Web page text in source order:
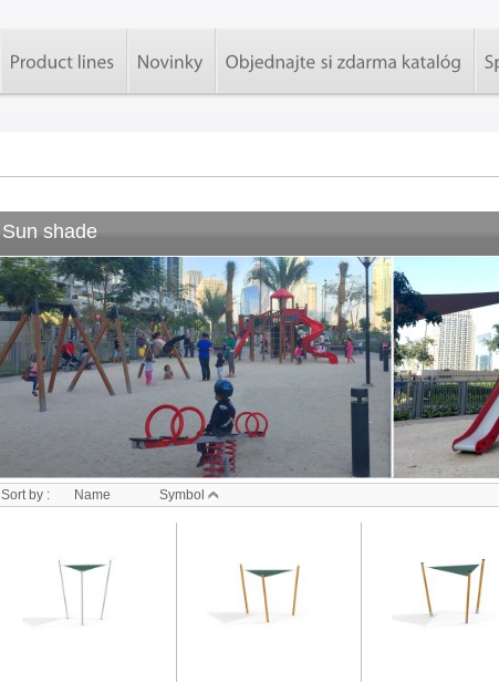
Sun shade
Sort by : Name Symbol